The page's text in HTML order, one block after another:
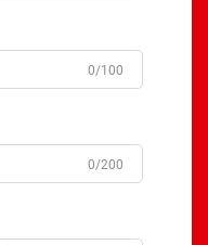
0/100
0/200